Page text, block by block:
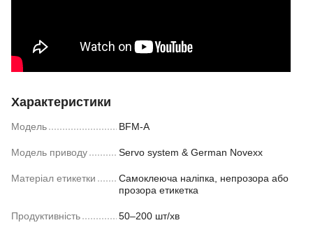
Характеристики
Модель BFM-A
Модель приводу Servo system & German Novexx
Матеріал етикетки
Самоклеюча наліпка, непрозора або
прозора етикетка
Продуктивність 50–200 шт/хв